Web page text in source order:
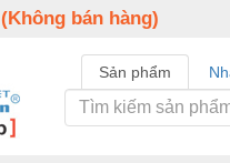
(Không bán hàng)
Sản phẩm